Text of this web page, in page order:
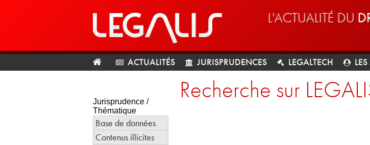
L'ACTUALITÉ DU
ACTUALITÉS JURISPRUDENCES LEGALTECH
Jurisprudence /
Thématique
Base de données
Contenus illicites
Recherche sur